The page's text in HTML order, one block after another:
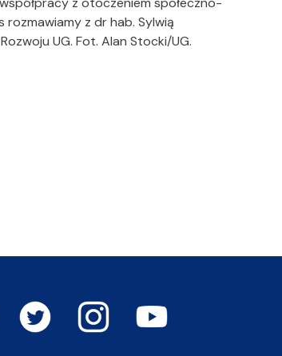
z dr hab. Sylwią
UG. Fot. Alan Stocki/UG.